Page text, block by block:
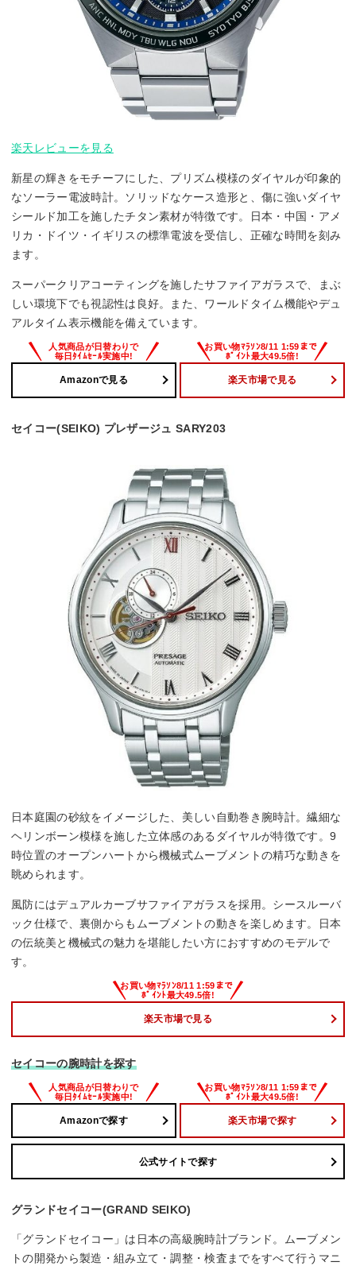
楽天レビューを見る
新星の輝きをモチーフにした、プリズム模様のダイヤルが印象的
なソーラー電波時計。ソリッドなケース造形と、傷に強いダイヤ
シールド加工を施したチタン素材が特徴です。日本・中国・アメ
リカ・ドイツ・イギリスの標準電波を受信し、正確な時間を刻み
ます。
スーパークリアコーティングを施したサファイアガラスで、まぶ
しい環境下でも視認性は良好。また、ワールドタイム機能やデュ
アルタイム表示機能を備えています。
Amazonで見る 楽天市場で見る
セイコー(SEIKO) プレザージュ SARY203
日本庭園の砂紋をイメージした、美しい自動巻き腕時計。繊細な
ヘリンボーン模様を施した立体感のあるダイヤルが特徴です。9
時位置のオープンハートから機械式ムーブメントの精巧な動きを
眺められます。
風防にはデュアルカーブサファイアガラスを採用。シースルーバ
ック仕様で、裏側からもムーブメントの動きを楽しめます。日本
の伝統美と機械式の魅力を堪能したい方におすすめのモデルで
す。
楽天市場で見る
セイコーの腕時計を探す
Amazonで探す 楽天市場で探す
公式サイトで探す
グランドセイコー(GRAND SEIKO)
「グランドセイコー」は日本の高級腕時計ブランド。ムーブメン
トの開発から製造・組み立て・調整・検査までをすべて行うマニ